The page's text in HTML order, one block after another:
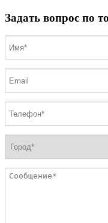
Задать вопрос по